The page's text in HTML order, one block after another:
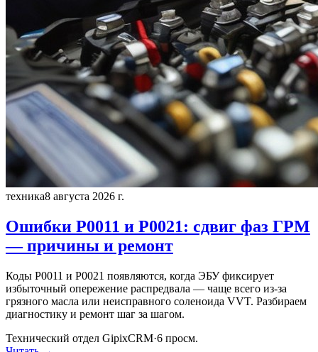
техника8 августа 2026 г.
Ошибки P0011 и P0021: сдвиг фаз ГРМ
— причины и ремонт
Коды P0011 и P0021 появляются, когда ЭБУ фиксирует
избыточный опережение распредвала — чаще всего из-за
грязного масла или неисправного соленоида VVT. Разбираем
диагностику и ремонт шаг за шагом.
Технический отдел GipixCRM·6 просм.